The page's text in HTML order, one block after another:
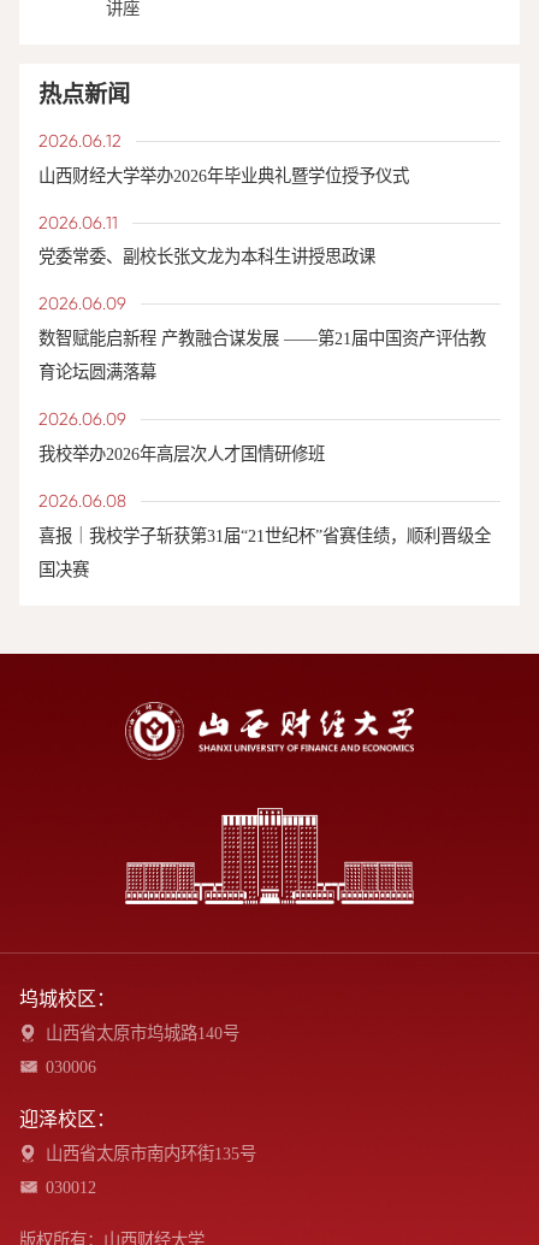
讲座
热点新闻
2026.06.12
山西财经大学举办2026年毕业典礼暨学位授予仪式
2026.06.11
党委常委、副校长张文龙为本科生讲授思政课
2026.06.09
数智赋能启新程 产教融合谋发展 ——第21届中国资产评估教
育论坛圆满落幕
2026.06.09
我校举办2026年高层次人才国情研修班
2026.06.08
喜报｜我校学子斩获第31届“21世纪杯”省赛佳绩，顺利晋级全
国决赛
版权所有：山西财经大学
坞城校区：
山西省太原市坞城路140号
030006
迎泽校区：
山西省太原市南内环街135号
030012